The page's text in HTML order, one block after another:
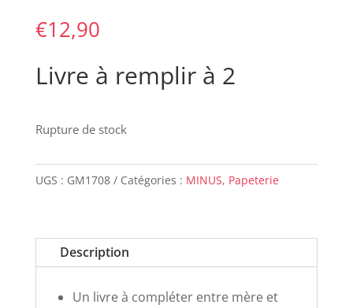
€12,90
Livre à remplir à 2
Rupture de stock
UGS : GM1708 Catégories : MINUS, Papeterie
Description
Un livre à compléter entre mère et